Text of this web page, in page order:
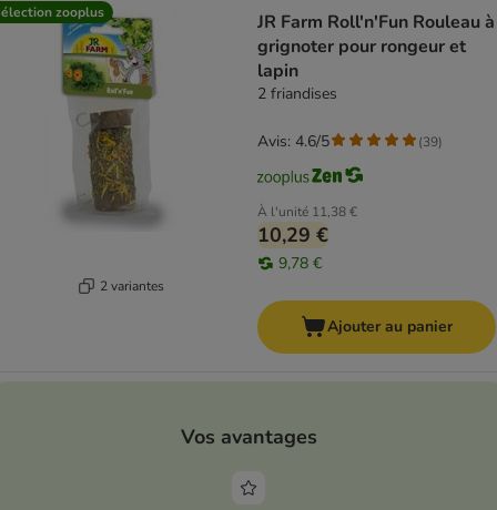
zooplus
2 variantes
JR Farm Roll'n'Fun Rouleau à
grignoter pour rongeur et
lapin
2 friandises
À l'unité 11,38 €
10,29 €
9,78 €
Avis: 4.6/5 (39)
Ajouter au panier
Vos avantages